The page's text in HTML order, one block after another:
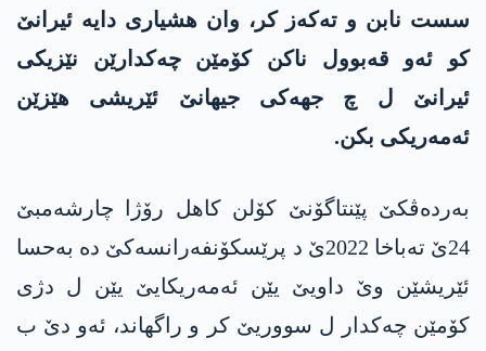
سست نابن و تەکەز کر، وان هشیاری دایە ئیرانێ
کو ئەو قەبوول ناکن کۆمێن چەکدارێن نێزیکی
ئیرانێ ل چ جهەکی جیهانێ ئێریشی هێزێن
ئه‌مەریکی بکن.
بەردەڤکێ پێنتاگۆنێ كۆلن کاهل رۆژا چارشەمبێ
24ێ تەباخا 2022ێ د پرێسکۆنفەرانسەکێ دە بەحسا
ئێریشێن وێ داویێ یێن ئه‌مەریکایێ یێن ل دژی
کۆمێن چەکدار ل سووریێ کر و راگهاند، ئەو دێ ب